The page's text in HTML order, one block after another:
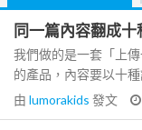
同一篇內容翻成
我們做的是一套「上
的產品，內容要以十種
由 lumorakids 發文